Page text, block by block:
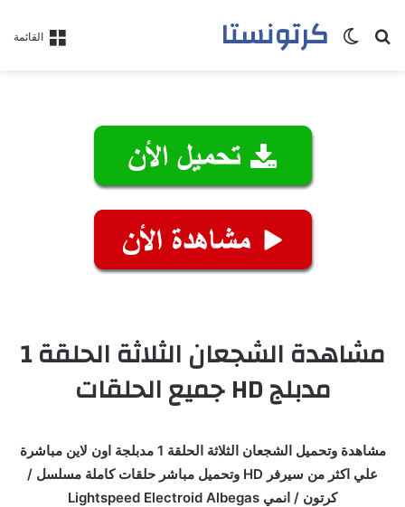
القائمة كرتونستابحث عنالوضع المظلم
مشاهدة الشجعان الثلاثة الحلقة 1
مدبلج HD جميع الحلقات
مشاهدة وتحميل الشجعان الثلاثة الحلقة 1 مدبلجة اون لاين مباشرة
علي اكثر من سيرفر HD وتحميل مباشر حلقات كاملة مسلسل /
كرتون / انمي Lightspeed Electroid Albegas